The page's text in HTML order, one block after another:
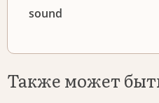
sound
Также может